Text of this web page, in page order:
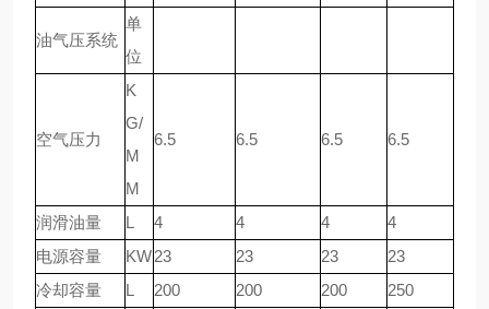
油气压系统
单
位
空气压力
K
G/
M
M
6.5 6.5 6.5 6.5
润滑油量 L 4 4 4
4
电源容量
KW23 23 23
23
冷却容量
L 200 200 200 250